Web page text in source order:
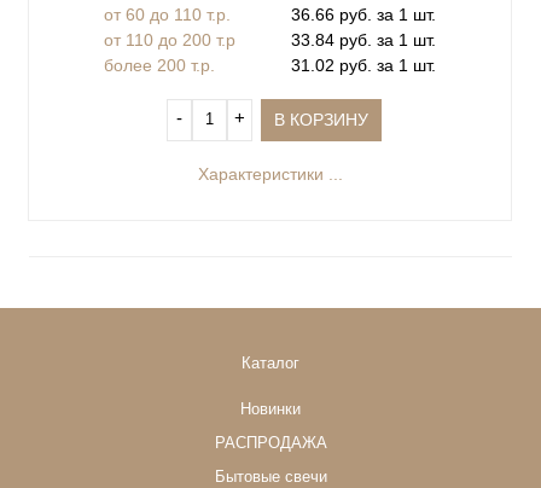
от 60 до 110 т.р.
36.66 руб. за 1 шт.
от 110 до 200 т.р
33.84 руб. за 1 шт.
более 200 т.р.
31.02 руб. за 1 шт.
‐ + В КОРЗИНУ
Характеристики ...
Каталог
Новинки
РАСПРОДАЖА
Бытовые свечи